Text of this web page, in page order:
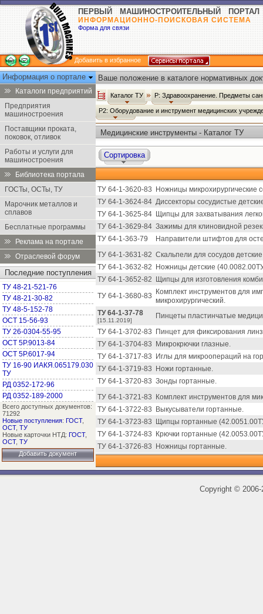
ПЕРВЫЙ МАШИНОСТРОИТЕЛЬНЫЙ ПОРТАЛ
ИНФОРМАЦИОННО-ПОИСКОВАЯ СИСТЕМА
Форма для связи
Добавить в избранное
Информация о портале
Каталоги предприятий
Предприятия
машиностроения
Поставщики проката,
поковок, отливок
Работы и услуги для
машиностроения
Библиотека портала
ГОСТы, ОСТы, ТУ
Марочник металлов и
сплавов
Бесплатные программы
Реклама на портале
Отраслевой форум
Последние поступления
ТУ 48-21-521-76
ТУ 48-21-30-82
ТУ 48-5-152-78
ОСТ 15-56-93
ТУ 26-0304-55-95
ОСТ 5Р.9013-84
ОСТ 5Р.6017-94
ТУ 16-90 ИАКЯ.065179.030
ТУ
РД 0352-172-96
РД 0352-189-2000
Всего доступных документов:
71292
Новые поступления: ГОСТ,
ОСТ, ТУ
Новые карточки НТД: ГОСТ,
ОСТ, ТУ
Добавить документ
Ваше положение в каталоге нормативных
Каталог ТУ Р: Здравоохранение. Предметы
Р2: Оборудование и инструмент медицинских
Медицинские инструменты - Каталог ТУ
Сортировка
ТУ 64-1-3620-83
Ножницы микрохирургические
ТУ 64-1-3624-84 Диссекторы сосудистые
ТУ 64-1-3625-84 Щипцы для захватывания
ТУ 64-1-3629-84 Зажимы для клиновидной
ТУ 64-1-363-79
Направители штифтов для
ТУ 64-1-3631-82 Скальпели для сосудов
ТУ 64-1-3632-82
Ножницы детские
ТУ 64-1-3652-82
Щипцы для изготовления
ТУ 64-1-3680-83
Комплект инструментов для
микрохирургический.
ТУ 64-1-37-78
[15.11.2019]
Пинцеты пластинчатые
ТУ 64-1-3702-83
Пинцет для фиксирования
ТУ 64-1-3704-83
Микрокрючки глазные.
ТУ 64-1-3717-83
Иглы для микроопераций на
ТУ 64-1-3719-83
Ножи гортанные.
ТУ 64-1-3720-83 Зонды гортанные.
ТУ 64-1-3721-83
Комплект инструментов для
ТУ 64-1-3722-83
Выкусыватели гортанные.
ТУ 64-1-3723-83
Щипцы гортанные
ТУ 64-1-3724-83
Крючки гортанные
ТУ 64-1-3726-83
Ножницы гортанные.
Copyright ©